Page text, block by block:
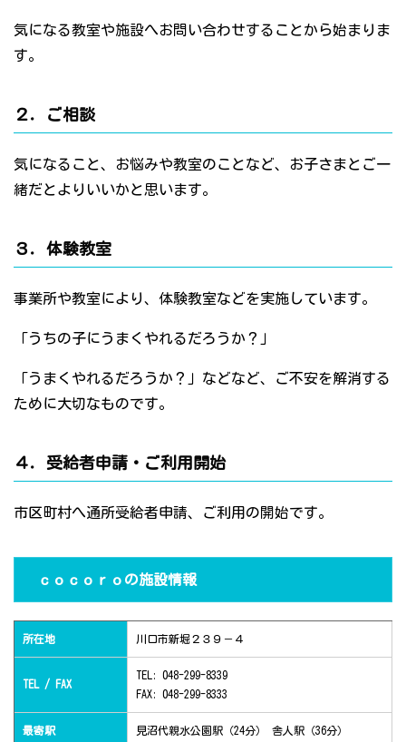
気になる教室や施設へお問い合わせすることから始まりま
す。
２．ご相談
気になること、お悩みや教室のことなど、お子さまとご一
緒だとよりいいかと思います。
３．体験教室
事業所や教室により、体験教室などを実施しています。
「うちの子にうまくやれるだろうか？」
「うまくやれるだろうか？」などなど、ご不安を解消する
ために大切なものです。
４．受給者申請・ご利用開始
市区町村へ通所受給者申請、ご利用の開始です。
ｃｏｃｏｒｏの施設情報
所在地 川口市新堀２３９－４
TEL / FAX
TEL: 048-299-8339
FAX: 048-299-8333
最寄駅 見沼代親水公園駅（24分） 舎人駅（36分）